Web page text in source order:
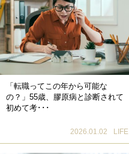
「転職ってこの年から可能な
の？」55歳、膠原病と診断されて
初めて考･･･
2026.01.02 LIFE